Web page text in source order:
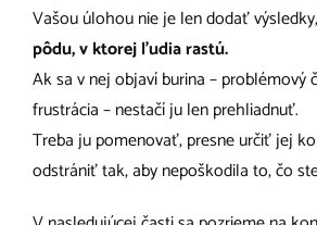
Vašou úlohou nie je len dodať
pôdu, v ktorej ľudia rastú.
Ak sa v nej objaví burina – problémový
frustrácia – nestačí ju len prehliadnuť.
Treba ju pomenovať, presne určiť jej
odstrániť tak, aby nepoškodila to, čo